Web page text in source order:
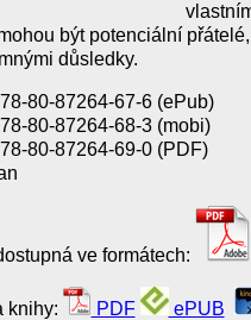
být potenciální
důsledky.
80-87264-67-6 (ePub)
80-87264-68-3 (mobi)
80-87264-69-0 (PDF)
ve formátech:
knihy: PDF ePUB